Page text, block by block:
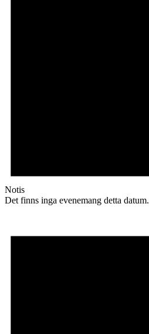
Notis
Det finns inga evenemang detta datum.